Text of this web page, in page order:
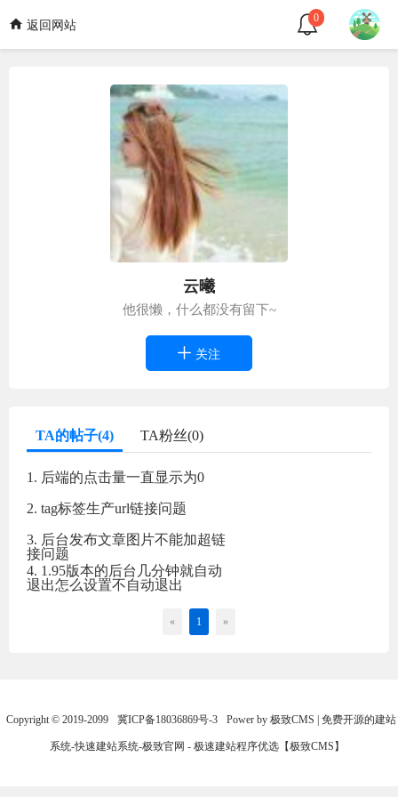
返回网站
0
云曦
他很懒，什么都没有留下~
关注
TA的帖子(4) TA粉丝(0)
1. 后端的点击量一直显示为0
2. tag标签生产url链接问题
3. 后台发布文章图片不能加超链
接问题
4. 1.95版本的后台几分钟就自动
退出怎么设置不自动退出
« 1 »
Copyright © 2019-2099 冀ICP备18036869号-3 Power by 极致CMS | 免费开源的建站
系统-快速建站系统-极致官网 - 极速建站程序优选【极致CMS】